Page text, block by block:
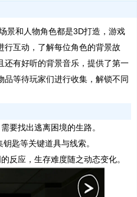
景和人物角色都是3D打造，游戏
行互动，了解每位角色的背景故
还有好听的背景音乐，提供了第一
品等待玩家们进行收集，解锁不同
找出逃离困境的生路。
匙等关键道具与线索。
应，生存难度随之动态变化。